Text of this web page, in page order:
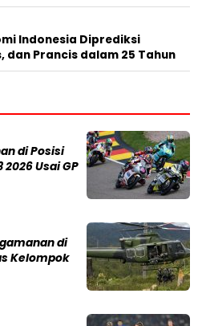
Indonesia Diprediksi
dan Prancis dalam 25 Tahun
di Posisi
Usai GP
di
Kelompok